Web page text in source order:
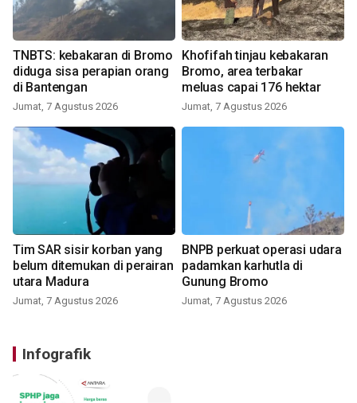
TNBTS: kebakaran di Bromo
diduga sisa perapian orang
di Bantengan
Jumat, 7 Agustus 2026
Khofifah tinjau kebakaran
Bromo, area terbakar
meluas capai 176 hektar
Jumat, 7 Agustus 2026
Tim SAR sisir korban yang
belum ditemukan di perairan
utara Madura
Jumat, 7 Agustus 2026
BNPB perkuat operasi udara
padamkan karhutla di
Gunung Bromo
Jumat, 7 Agustus 2026
Infografik